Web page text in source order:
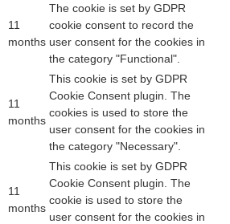
11
months
The cookie is set by GDPR
cookie consent to record the
user consent for the cookies in
the category "Functional".
11
months
This cookie is set by GDPR
Cookie Consent plugin. The
cookies is used to store the
user consent for the cookies in
the category "Necessary".
11
months
This cookie is set by GDPR
Cookie Consent plugin. The
cookie is used to store the
user consent for the cookies in